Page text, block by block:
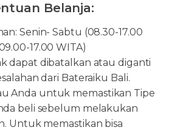
Belanja:
Senin- Sabtu (08.30-17.00
17.00 WITA)
dapat dibatalkan atau diganti
dari Bateraiku Bali.
Anda untuk memastikan Tipe
beli sebelum melakukan
Untuk memastikan bisa